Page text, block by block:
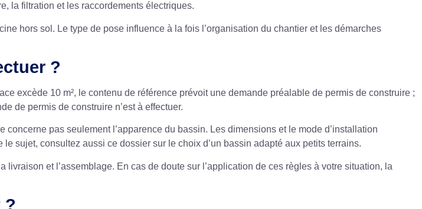
la filtration et les raccordements électriques.
hors sol. Le type de pose influence à la fois l’organisation du chantier et les démarches
?
excède 10 m², le contenu de référence prévoit une demande préalable de permis de construire ;
de permis de construire n’est à effectuer.
pas seulement l’apparence du bassin. Les dimensions et le mode d’installation
le sujet, consultez aussi ce dossier sur le choix d’un bassin adapté aux petits terrains.
et l’assemblage. En cas de doute sur l’application de ces règles à votre situation, la
?